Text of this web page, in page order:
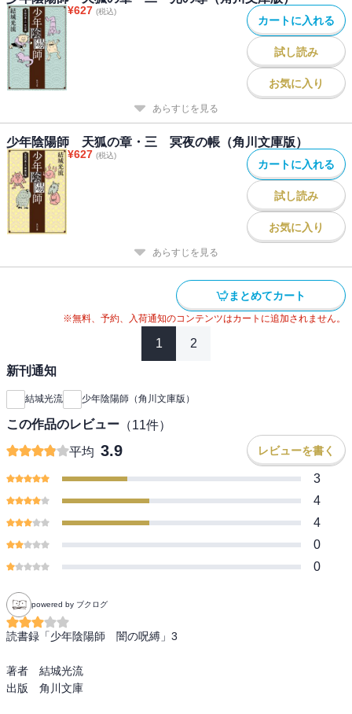
¥627 (税込)
カートに入れる
試し読み
お気に入り
あらすじを見る
少年陰陽師 天狐の章・三 冥夜の帳（角川文庫版）
¥627 (税込)
カートに入れる
試し読み
お気に入り
あらすじを見る
まとめてカート
※無料、予約、入荷通知のコンテンツはカートに追加されません。
1 2
新刊通知
結城光流 少年陰陽師（角川文庫版）
この作品のレビュー （11件）
平均 3.9 レビューを書く
3
4
4
0
0
powered by ブクログ
読書録「少年陰陽師　闇の呪縛」3
著者　結城光流
出版　角川文庫